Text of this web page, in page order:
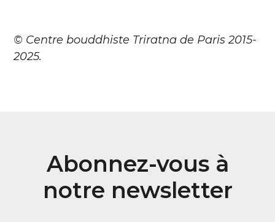
© Centre bouddhiste Triratna de Paris 2015-
2025.
Abonnez-vous à
notre newsletter